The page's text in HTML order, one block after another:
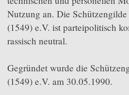
Nutzung an. Die
(1549) e.V. ist parteipolitisch
rassisch neutral.
Gegründet wurde die
(1549) e.V. am 30.05.1990.